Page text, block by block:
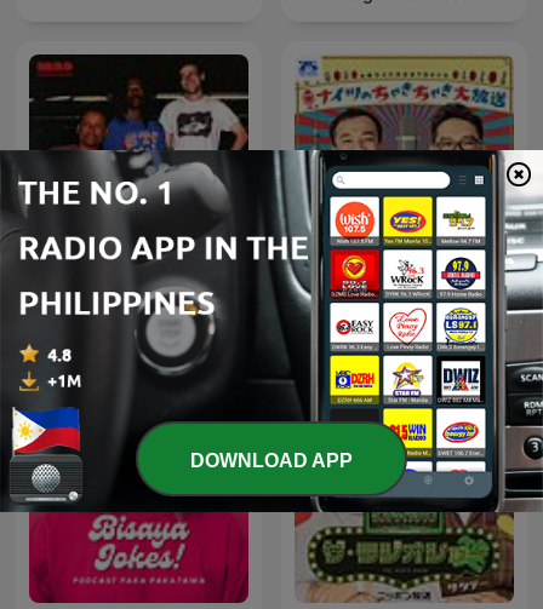
NO SUCH THING
ナイツのちゃきちゃき大放
送
DOWNLOAD APP